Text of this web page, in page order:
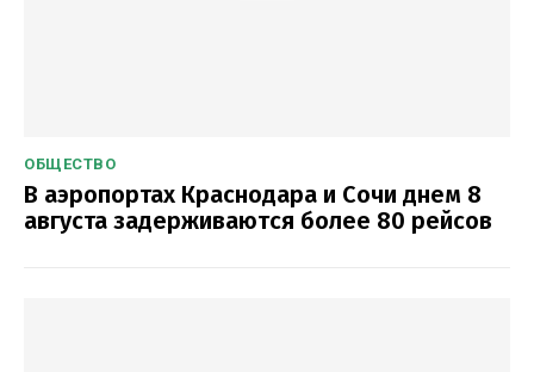
ОБЩЕСТВО
В аэропортах Краснодара и Сочи днем 8
августа задерживаются более 80 рейсов